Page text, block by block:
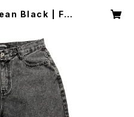
Black | Fre